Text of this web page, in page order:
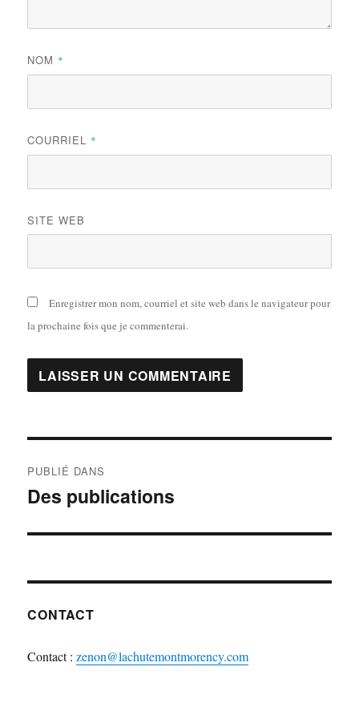
NOM *
COURRIEL *
SITE WEB
Enregistrer mon nom, courriel et site web dans le navigateur pour
la prochaine fois que je commenterai.
de
PUBLIÉ DANS
Des publications
CONTACT
Contact :zenon@lachutemontmorency.com